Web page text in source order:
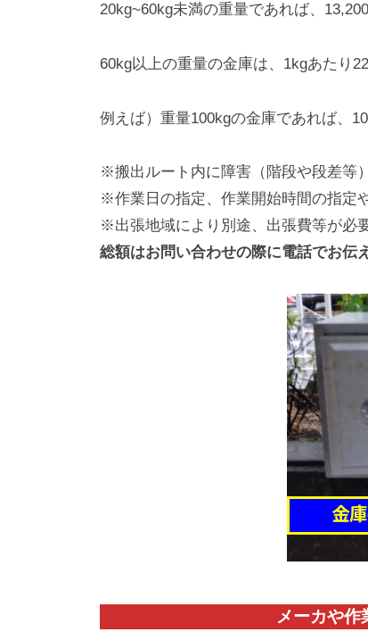
20kg~60kg未満の重量であれば、
60kg以上の重量の金庫は、1kgあたり
例えば）重量100kgの金庫であれば、
※搬出ルート内に障害（階段や段差等
※作業日の指定、作業開始時間の指定
※出張地域により別途、出張費等が必
総額はお問い合わせの際に電話でお伝
メーカや作